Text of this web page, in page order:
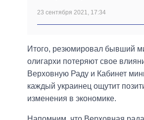
23 сентября 2021, 17:34
Итого, резюмировал бывший
олигархи потеряют свое
Верховную Раду и Кабинет
каждый украинец ощутит
изменения в экономике.